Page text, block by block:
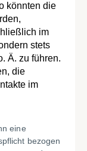
könnten die
im
stets
Ä. zu führen.
die
im
eine
bezogen